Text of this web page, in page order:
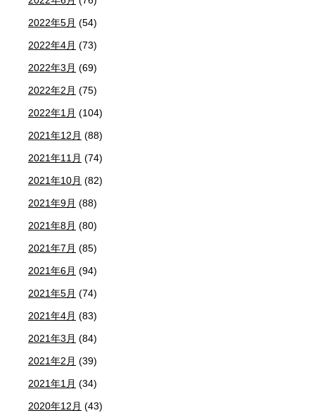
2022年5月 (54)
2022年4月 (73)
2022年3月 (69)
2022年2月 (75)
2022年1月 (104)
2021年12月 (88)
2021年11月 (74)
2021年10月 (82)
2021年9月 (88)
2021年8月 (80)
2021年7月 (85)
2021年6月 (94)
2021年5月 (74)
2021年4月 (83)
2021年3月 (84)
2021年2月 (39)
2021年1月 (34)
2020年12月 (43)